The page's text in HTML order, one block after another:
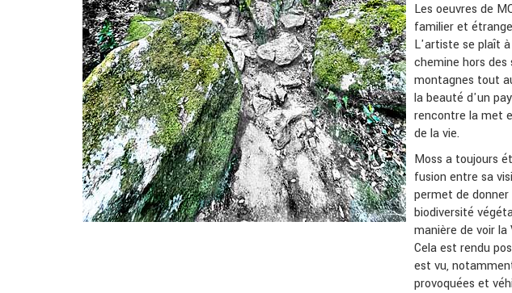
Les oeuvres de
familier et
L'artiste se plaît
chemine hors
montagnes tout
la beauté d'un
rencontre la met
de la vie.
Moss a toujours
fusion entre sa
permet de donner
biodiversité
manière de voir
Cela est rendu
est vu,
provoquées et